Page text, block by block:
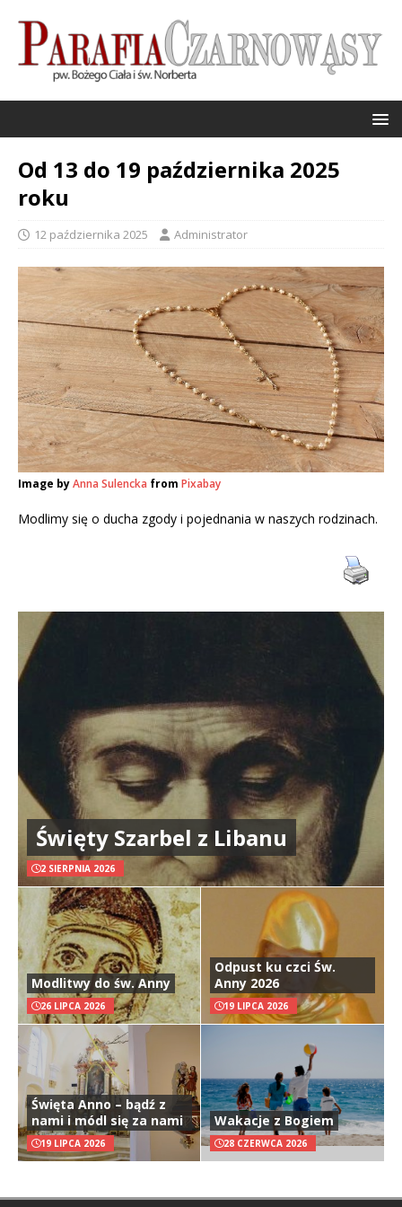
Od 13 do 19 października 2025
roku
12 października 2025 Administrator
Image byAnna Sulencka from Pixabay
Modlimy się o ducha zgody i pojednania w naszych rodzinach.
Święty Szarbel z Libanu
2 SIERPNIA 2026
Modlitwy do św. Anny
26 LIPCA 2026
Odpust ku czci Św.
Anny 2026
19 LIPCA 2026
Święta Anno – bądź z
nami i módl się za nami
19 LIPCA 2026
Wakacje z Bogiem
28 CZERWCA 2026